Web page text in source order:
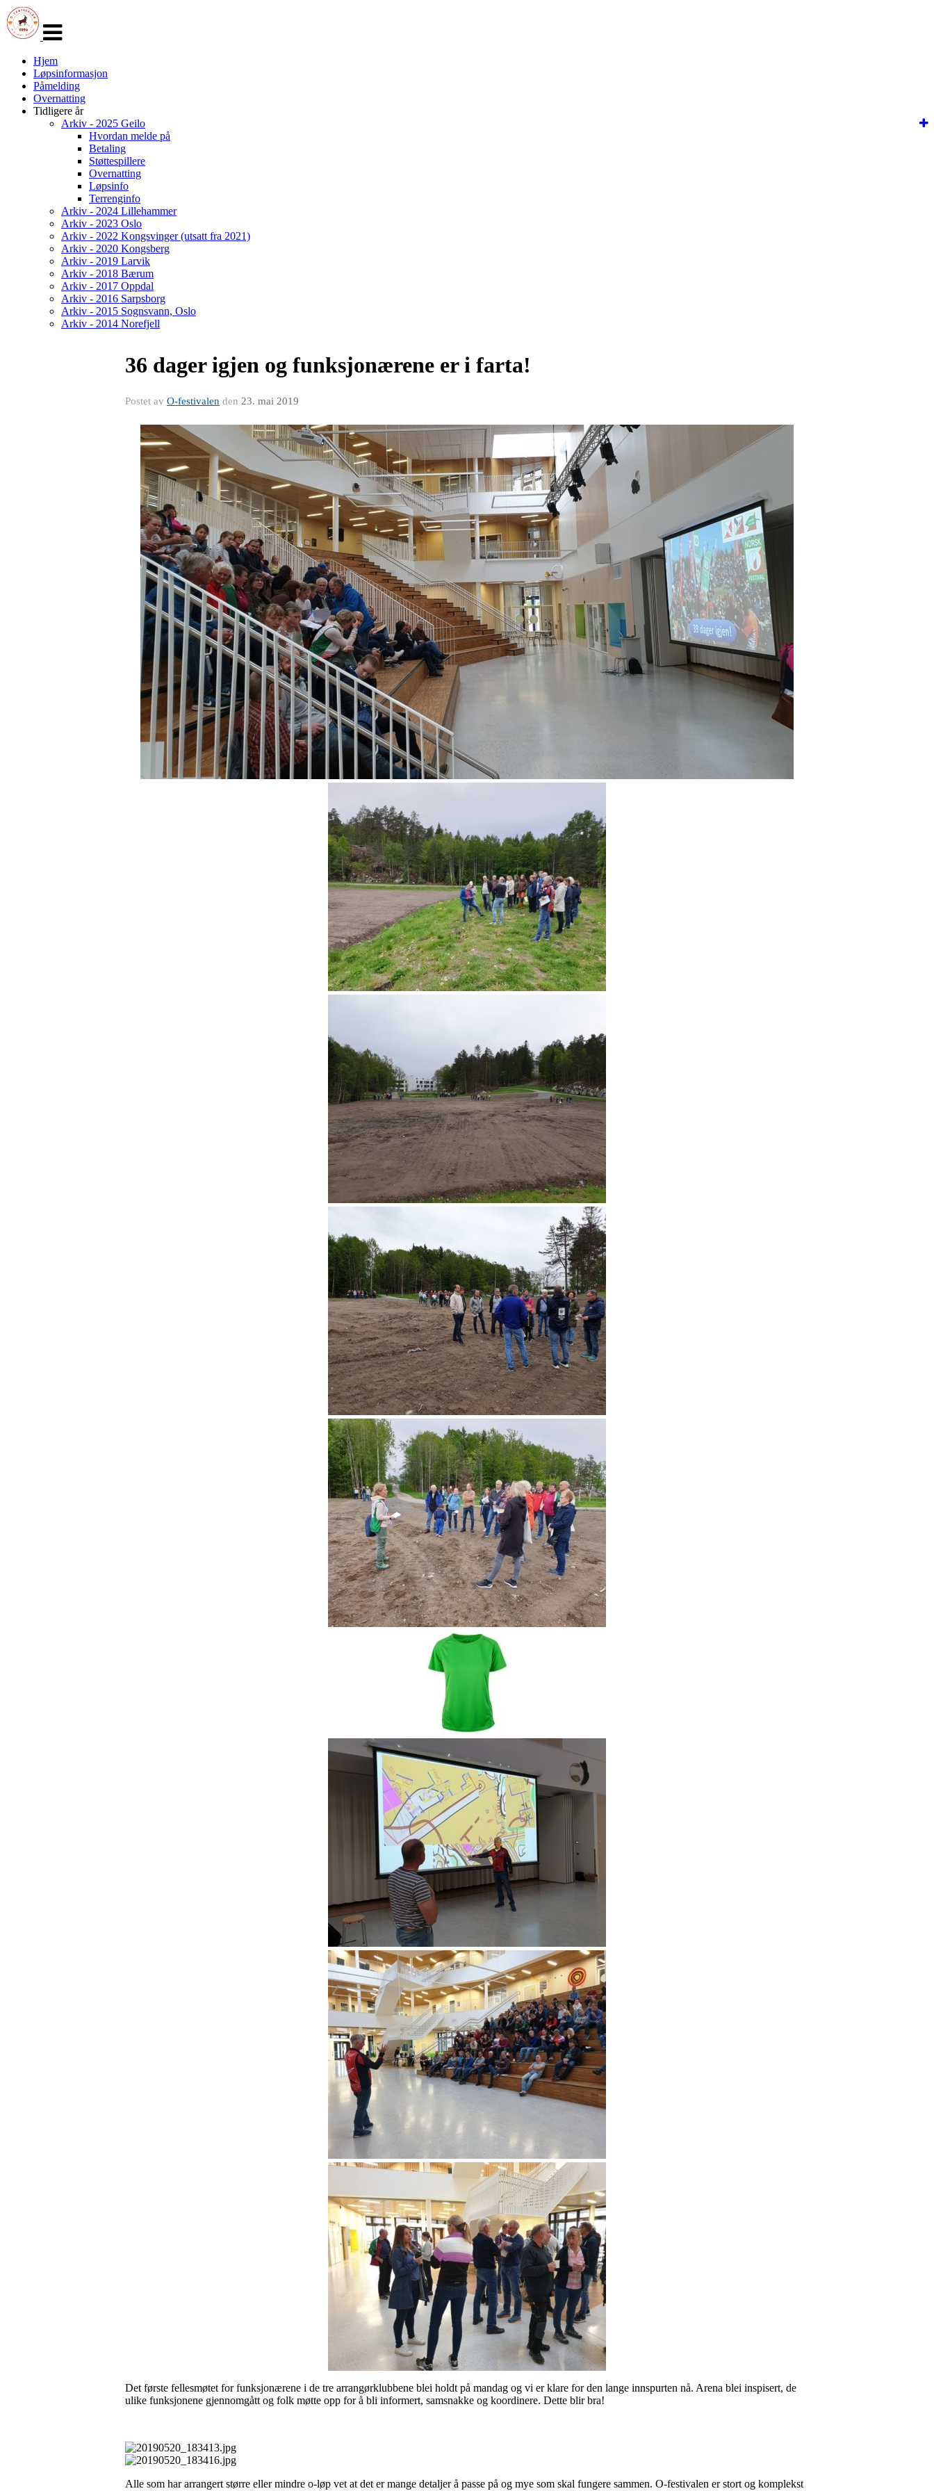
navigasjon
Hjem
Løpsinformasjon
Påmelding
Overnatting
Tidligere år
Arkiv - 2025 Geilo
Hvordan melde på
Betaling
Støttespillere
Overnatting
Løpsinfo
Terrenginfo
Arkiv - 2024 Lillehammer
Arkiv - 2023 Oslo
Arkiv - 2022 Kongsvinger (utsatt fra 2021)
Arkiv - 2020 Kongsberg
Arkiv - 2019 Larvik
Arkiv - 2018 Bærum
Arkiv - 2017 Oppdal
Arkiv - 2016 Sarpsborg
Arkiv - 2015 Sognsvann, Oslo
Arkiv - 2014 Norefjell
36 dager igjen og funksjonærene er i farta!
Postet av O-festivalen den 23. mai 2019
Det første fellesmøtet for funksjonærene i de tre arrangørklubbene blei holdt på mandag og vi er klare for den lange innspurten nå. Arena blei inspisert, de
ulike funksjonene gjennomgått og folk møtte opp for å bli informert, samsnakke og koordinere. Dette blir bra!
Alle som har arrangert større eller mindre o-løp vet at det er mange detaljer å passe på og mye som skal fungere sammen. O-festivalen er stort og komplekst